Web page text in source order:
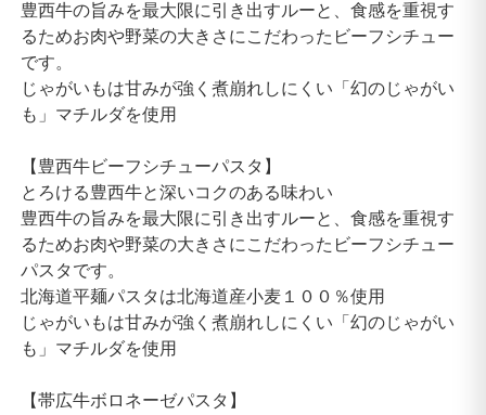
豊西牛の旨みを最大限に引き出すルーと、食感を重視す
るためお肉や野菜の大きさにこだわったビーフシチュー
です。
じゃがいもは甘みが強く煮崩れしにくい「幻のじゃがい
も」マチルダを使用
【豊西牛ビーフシチューパスタ】
とろける豊西牛と深いコクのある味わい
豊西牛の旨みを最大限に引き出すルーと、食感を重視す
るためお肉や野菜の大きさにこだわったビーフシチュー
パスタです。
北海道平麺パスタは北海道産小麦１００％使用
じゃがいもは甘みが強く煮崩れしにくい「幻のじゃがい
も」マチルダを使用
【帯広牛ボロネーゼパスタ】